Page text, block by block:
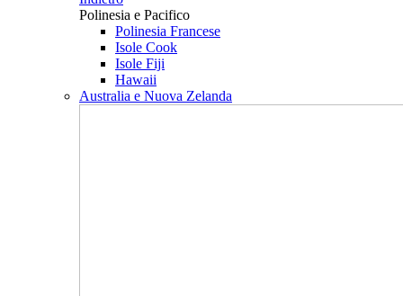
Polinesia e Pacifico
Polinesia Francese
Isole Cook
Isole Fiji
Hawaii
Australia e Nuova Zelanda